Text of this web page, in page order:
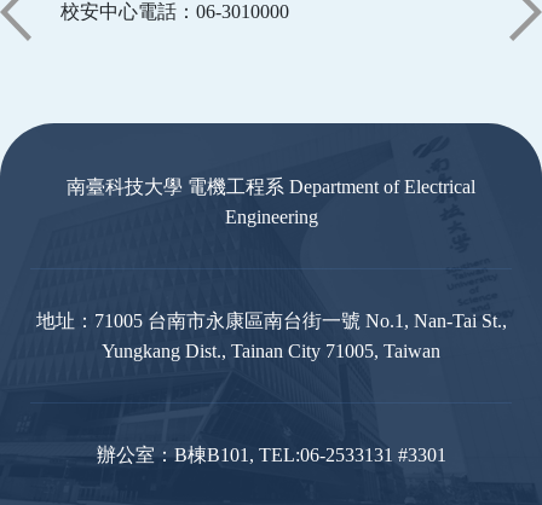
校安中心電話：06-3010000
南臺科技大學 電機工程系 Department of Electrical
Engineering
地址：71005 台南市永康區南台街一號 No.1, Nan-Tai St.,
Yungkang Dist., Tainan City 71005, Taiwan
辦公室：B棟B101, TEL:06-2533131 #3301